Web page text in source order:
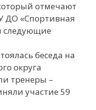
отмечают
ДО «Спортивная
следующие
беседа на
округа
тренеры –
участие 59